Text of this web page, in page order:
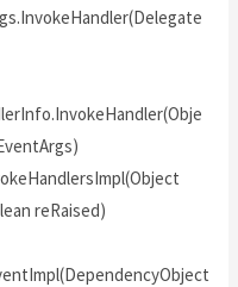
reRaised)